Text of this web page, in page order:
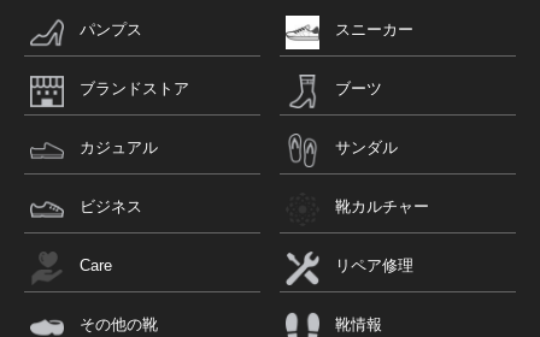
パンプス スニーカー
ブランドストア ブーツ
カジュアル サンダル
ビジネス 靴カルチャー
Care リペア修理
その他の靴 靴情報